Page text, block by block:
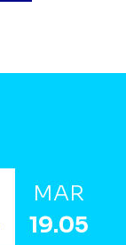
MAR
19.05